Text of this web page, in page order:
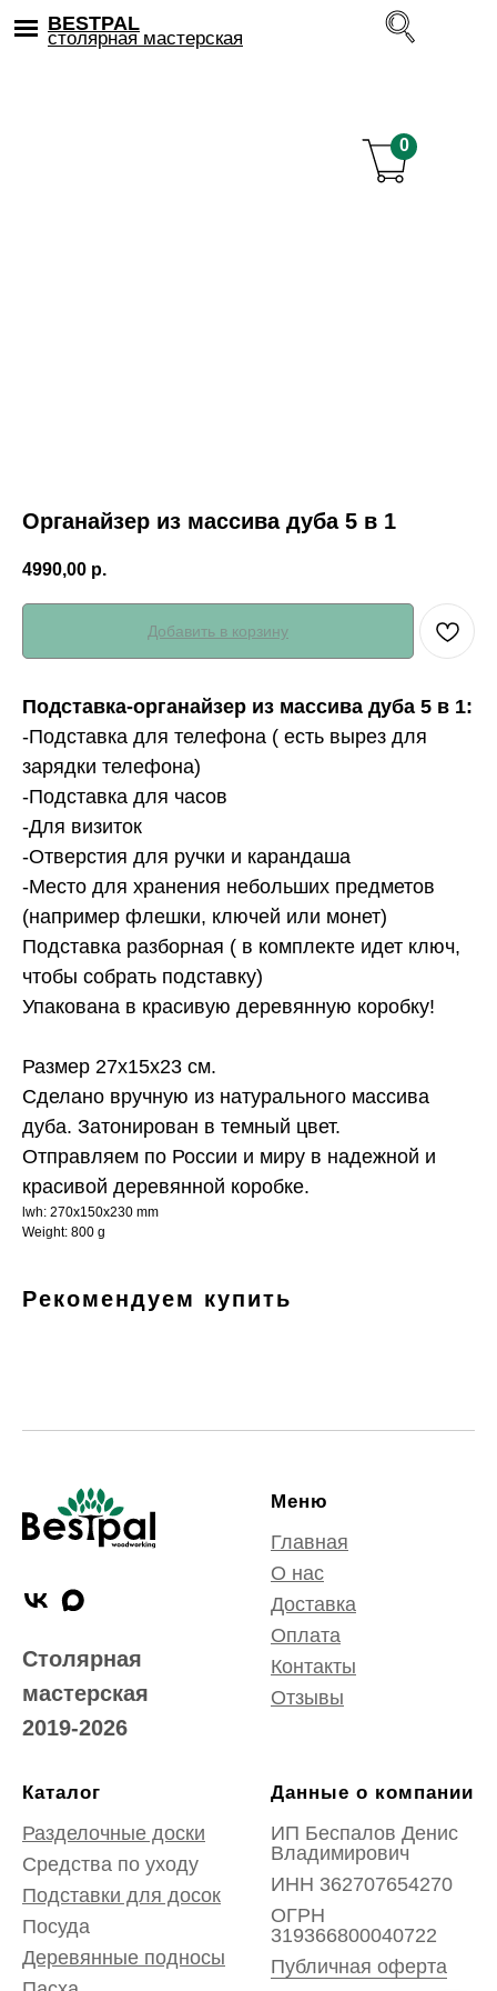
0
BESTPAL
столярная мастерская
Органайзер из массива дуба 5 в 1
4990,00 р.
Добавить в корзину
Подставка-органайзер из массива дуба 5 в 1:
-Подставка для телефона ( есть вырез для
зарядки телефона)
-Подставка для часов
-Для визиток
-Отверстия для ручки и карандаша
-Место для хранения небольших предметов
(например флешки, ключей или монет)
Подставка разборная ( в комплекте идет ключ,
чтобы собрать подставку)
Упакована в красивую деревянную коробку!
Размер 27х15х23 см.
Сделано вручную из натурального массива
дуба. Затонирован в темный цвет.
Отправляем по России и миру в надежной и
красивой деревянной коробке.
lwh: 270x150x230 mm
Weight: 800 g
Рекомендуем купить
Столярная
мастерская
2019-2026
Меню
Главная
О нас
Доставка
Оплата
Контакты
Отзывы
Каталог
Разделочные доски
Средства по уходу
Подставки для досок
Посуда
Деревянные подносы
Данные о компании
ИП Беспалов Денис
Владимирович
ИНН 362707654270
ОГРН
319366800040722
Публичная оферта